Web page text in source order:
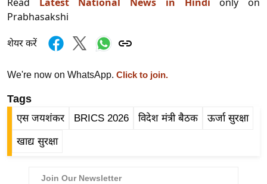
न
ज
बॉ
वु
ड
हॉ
Prabhasakshi
शेयर करें
We're now on WhatsApp. Click to join.
Tags
एस जयशंकर BRICS 2026 विदेश मंत्री बैठक ऊर्जा सुरक्षा
खाद्य सुरक्षा